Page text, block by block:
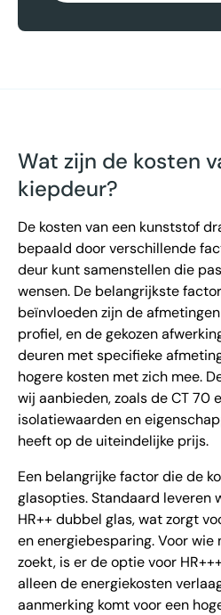
Wat zijn de kosten
kiepdeur?
De kosten van een kunststof
bepaald door verschillende
deur kunt samenstellen die
wensen. De belangrijkste
beïnvloeden zijn de
profiel, en de gekozen
deuren met specifieke
hogere kosten met zich mee.
wij aanbieden, zoals de CT 70
isolatiewaarden en
heeft op de uiteindelijke prijs.
Een belangrijke factor die de
glasopties. Standaard leveren
HR++ dubbel glas, wat zorgt
en energiebesparing. Voor
zoekt, is er de optie voor
alleen de energiekosten
aanmerking komt voor een